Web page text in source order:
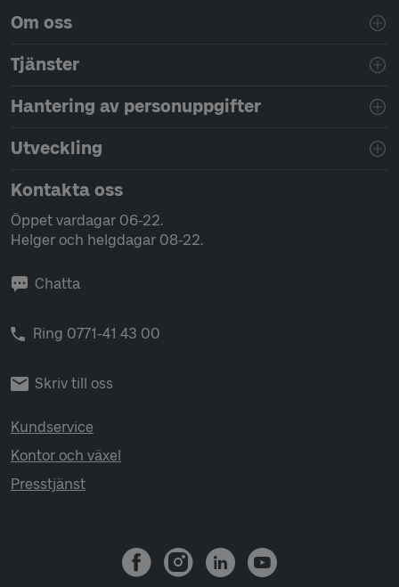
Sidfotsnavigering
Om oss
Tjänster
Hantering av personuppgifter
Utveckling
Kontakta oss
Öppet vardagar 06-22.
Helger och helgdagar 08-22.
Chatta
Ring 0771-41 43 00
Skriv till oss
Kundservice
Kontor och växel
Presstjänst